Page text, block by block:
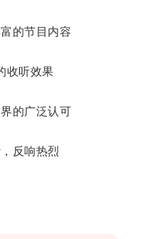
的节目内容
收听效果
的广泛认可
反响热烈